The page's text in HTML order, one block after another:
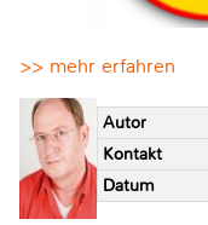
>> mehr erfahren
Autor
Kontakt
Datum